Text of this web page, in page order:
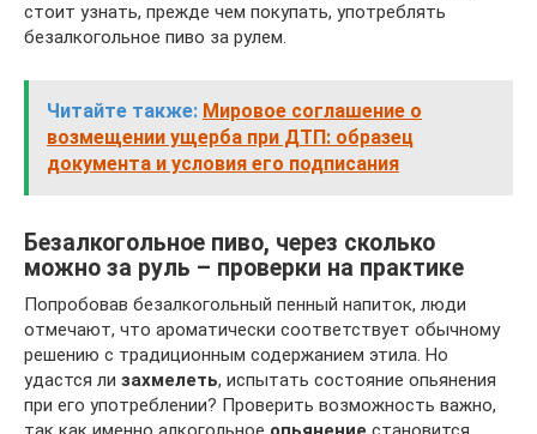
стоит узнать, прежде чем покупать, употреблять
безалкогольное пиво за рулем.
Читайте также: Мировое соглашение о
возмещении ущерба при ДТП: образец
документа и условия его подписания
Безалкогольное пиво, через сколько
можно за руль – проверки на практике
Попробовав безалкогольный пенный напиток, люди
отмечают, что ароматически соответствует обычному
решению с традиционным содержанием этила. Но
удастся ли захмелеть, испытать состояние опьянения
при его употреблении? Проверить возможность важно,